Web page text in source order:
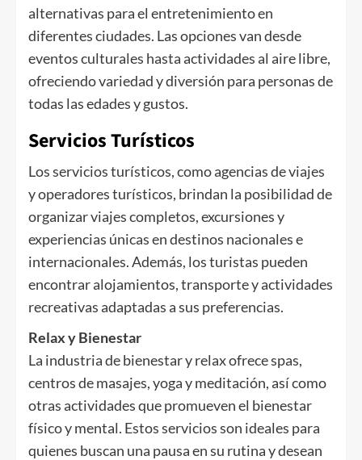
alternativas para el entretenimiento en
diferentes ciudades. Las opciones van desde
eventos culturales hasta actividades al aire libre,
ofreciendo variedad y diversión para personas de
todas las edades y gustos.
Servicios Turísticos
Los servicios turísticos, como agencias de viajes
y operadores turísticos, brindan la posibilidad de
organizar viajes completos, excursiones y
experiencias únicas en destinos nacionales e
internacionales. Además, los turistas pueden
encontrar alojamientos, transporte y actividades
recreativas adaptadas a sus preferencias.
Relax y Bienestar
La industria de bienestar y relax ofrece spas,
centros de masajes, yoga y meditación, así como
otras actividades que promueven el bienestar
físico y mental. Estos servicios son ideales para
quienes buscan una pausa en su rutina y desean